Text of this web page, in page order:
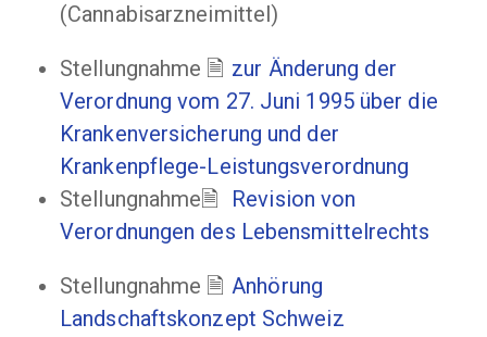
(Cannabisarzneimittel)
Stellungnahme
zur Änderung der
Verordnung vom 27. Juni 1995 über die
Krankenversicherung und der
Krankenpflege-Leistungsverordnung
Stellungnahme
Revision von
Verordnungen des Lebensmittelrechts
Stellungnahme
Anhörung
Landschaftskonzept Schweiz